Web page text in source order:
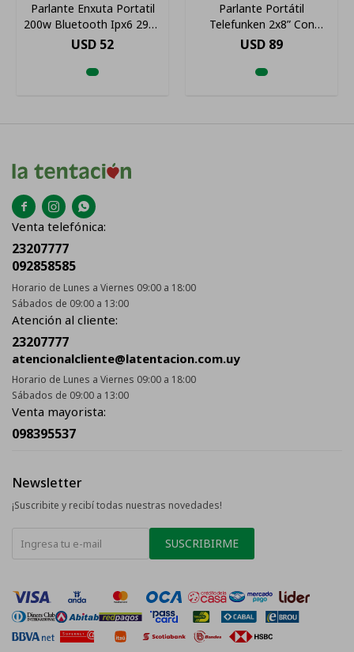
Parlante Enxuta Portatil
200w Bluetooth Ipx6 2920
Bde Color Negro
USD 52
Parlante Portátil
Telefunken 2x8” Con
Micrófono Inalámbrico Y
USD 89
  
Venta telefónica:
23207777
092858585
Horario de Lunes a Viernes 09:00 a 18:00
Sábados de 09:00 a 13:00
Atención al cliente:
23207777
atencionalcliente@latentacion.com.uy
Horario de Lunes a Viernes 09:00 a 18:00
Sábados de 09:00 a 13:00
Venta mayorista:
098395537
Newsletter
¡Suscribite y recibí todas nuestras novedades!
SUSCRIBIRME